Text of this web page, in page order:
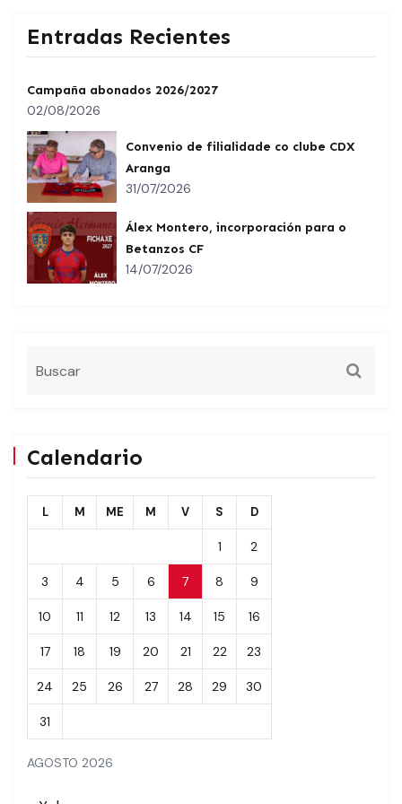
Entradas Recientes
Campaña abonados 2026/2027
02/08/2026
Convenio de filialidade co clube CDX
Aranga
31/07/2026
Álex Montero, incorporación para o
Betanzos CF
14/07/2026
Calendario
AGOSTO 2026
L M ME M V S D
1 2
3 4 5 6 7 8 9
10 11 12 13 14 15 16
17 18 19 20 21 22 23
24 25 26 27 28 29 30
31